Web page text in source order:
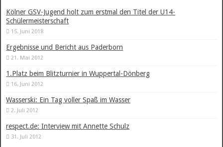
Kölner GSV-Jugend holt zum erstmal den Titel der U14-
Schülermeisterschaft
15. Juni 2018
Ergebnisse und Bericht aus Paderborn
21. Mai 2012
1.Platz beim Blitzturnier in Wuppertal-Dönberg
16. Juni 2012
Wasserski: Ein Tag voller Spaß im Wasser
2. Juli 2012
respect.de: Interview mit Annette Schulz
31. Juli 2012